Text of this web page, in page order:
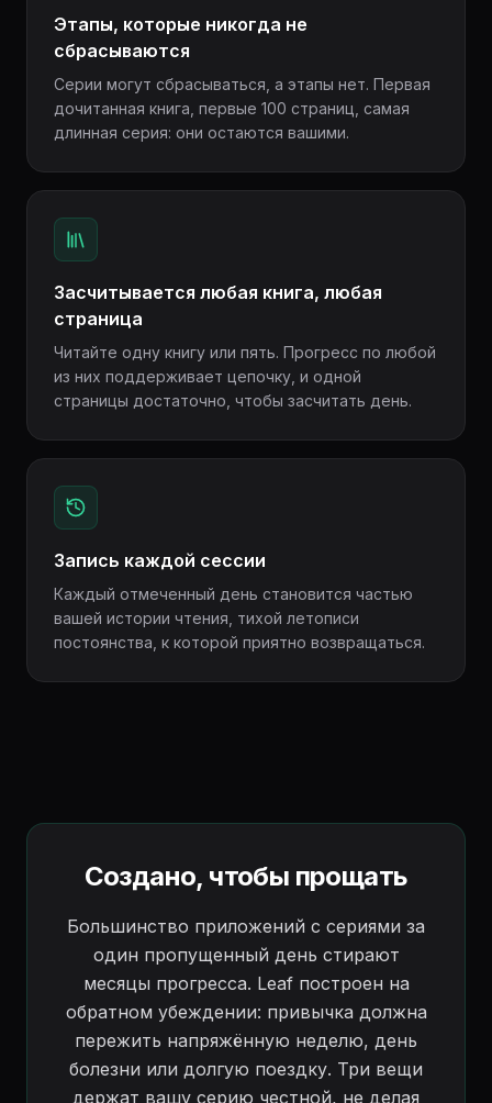
Этапы, которые никогда не
сбрасываются
Серии могут сбрасываться, а этапы нет. Первая
дочитанная книга, первые 100 страниц, самая
длинная серия: они остаются вашими.
Засчитывается любая книга, любая
страница
Читайте одну книгу или пять. Прогресс по любой
из них поддерживает цепочку, и одной
страницы достаточно, чтобы засчитать день.
Запись каждой сессии
Каждый отмеченный день становится частью
вашей истории чтения, тихой летописи
постоянства, к которой приятно возвращаться.
Создано, чтобы прощать
Большинство приложений с сериями за
один пропущенный день стирают
месяцы прогресса. Leaf построен на
обратном убеждении: привычка должна
пережить напряжённую неделю, день
болезни или долгую поездку. Три вещи
держат вашу серию честной, не делая